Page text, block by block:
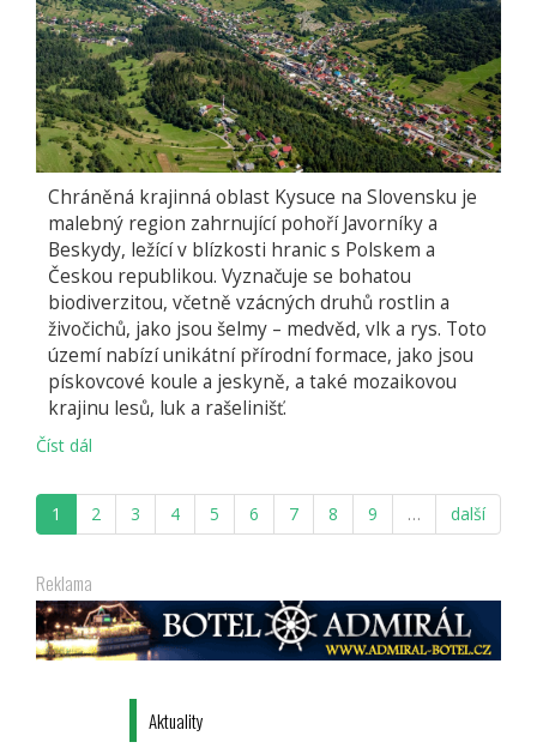
Chráněná krajinná oblast Kysuce na Slovensku je
malebný region zahrnující pohoří Javorníky a
Beskydy, ležící v blízkosti hranic s Polskem a
Českou republikou. Vyznačuje se bohatou
biodiverzitou, včetně vzácných druhů rostlin a
živočichů, jako jsou šelmy – medvěd, vlk a rys. Toto
území nabízí unikátní přírodní formace, jako jsou
pískovcové koule a jeskyně, a také mozaikovou
krajinu lesů, luk a rašelinišť.
Číst dál
1 2 3 4 5 6 7 8 9 … další
Reklama
Aktuality